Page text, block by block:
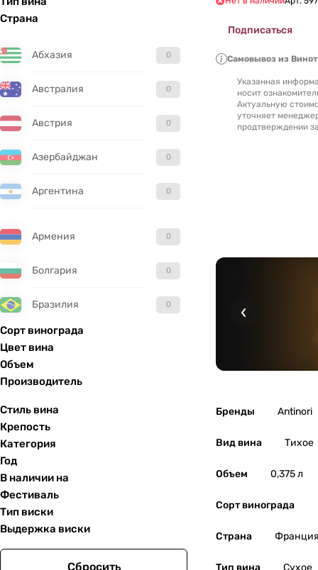
Страна
Абхазия 0
Австралия 0
Австрия 0
Азербайджан 0
Аргентина 0
Армения 0
Болгария 0
Бразилия 0
Великобритания
Гватемала
Германия
Греция
Грузия
Сорт винограда
Цвет вина
Объем
Производитель
Стиль вина
Крепость
Категория
Год
В наличии на
Фестиваль
Тип виски
Выдержка виски
Сбросить
Подписаться
Самовывоз из
Указанная
носит
Актуальную
уточняет
продтверждении
Бренды Antinori
Вид вина Тихое
Объем 0,375 л
Сорт винограда
Страна Франция
Тип вина Сухое